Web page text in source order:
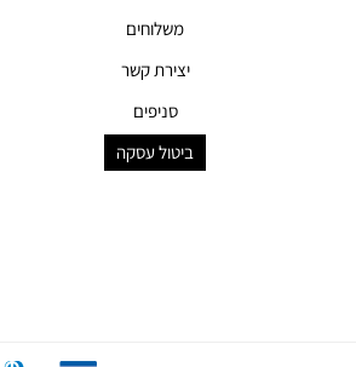
משלוחים
יצירת קשר
סניפים
ביטול עסקה